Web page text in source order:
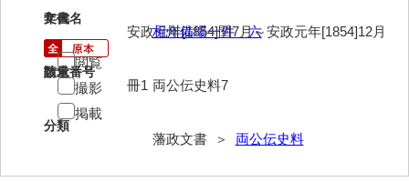
7
文書名
相州備場一件 六
請求番号
両公伝史料7
分類
藩政文書 ＞ 両公伝史料
年代
安政元年[1854]閏7月～安政元年[1854]12月
数量
冊1
閲覧
撮影
掲載